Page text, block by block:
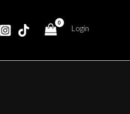
Login